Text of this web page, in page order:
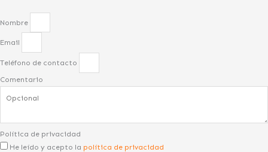
Nombre
Email
Teléfono de contacto
Comentario
Política de privacidad
He leído y acepto la política de privacidad